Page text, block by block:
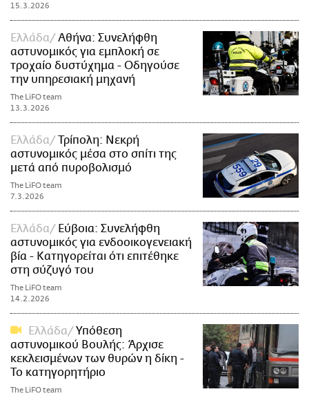
15.3.2026
Ελλάδα
Αθήνα: Συνελήφθη
αστυνομικός για εμπλοκή σε
τροχαίο δυστύχημα - Οδηγούσε
την υπηρεσιακή μηχανή
The LiFO team
13.3.2026
Ελλάδα
Τρίπολη: Νεκρή
αστυνομικός μέσα στο σπίτι της
μετά από πυροβολισμό
The LiFO team
7.3.2026
Ελλάδα
Εύβοια: Συνελήφθη
αστυνομικός για ενδοοικογενειακή
βία - Κατηγορείται ότι επιτέθηκε
στη σύζυγό του
The LiFO team
14.2.2026
Ελλάδα
Υπόθεση
αστυνομικού Βουλής: Άρχισε
κεκλεισμένων των θυρών η δίκη -
Το κατηγορητήριο
The LiFO team